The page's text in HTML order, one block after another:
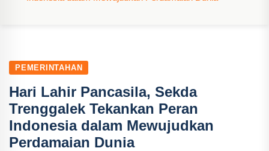
PEMERINTAHAN
Hari Lahir Pancasila, Sekda
Trenggalek Tekankan Peran
Indonesia dalam Mewujudkan
Perdamaian Dunia